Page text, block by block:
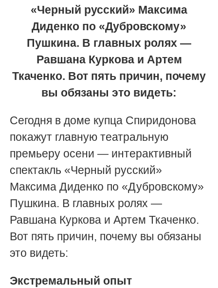
«Черный русский» Максима
Диденко по «Дубровскому»
Пушкина. В главных ролях —
Равшана Куркова и Артем
Ткаченко. Вот пять причин, почему
вы обязаны это видеть:
Сегодня в доме купца Спиридонова
покажут главную театральную
премьеру осени — интерактивный
спектакль «Черный русский»
Максима Диденко по «Дубровскому»
Пушкина. В главных ролях —
Равшана Куркова и Артем Ткаченко.
Вот пять причин, почему вы обязаны
это видеть:
Экстремальный опыт